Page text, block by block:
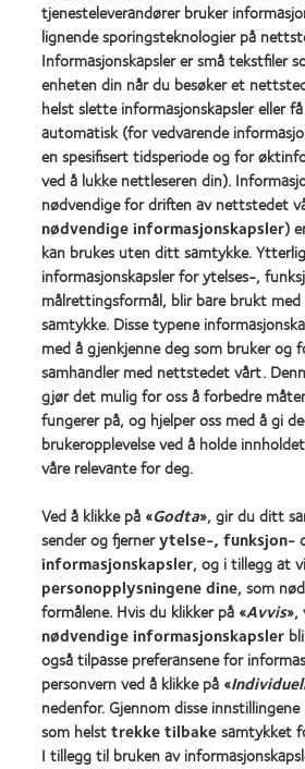
for
beste
produkt,
MyDay®
(2013)
of
the
Year
Learn
more
about
Best
Companies
for
Leaders
2012
&
2010
(2012)
Learn
more
about
ODMA
2011
(2011)
Learn
more
about
100®
Global
Award
Våre produkter
Kontaktlinsequiz
Kontaktlinseteknologi
Kontaktlinser og syn
Ny bruker
Erfaren bruker
Om oss
Jobbe
Nyheter og media
Kontakt oss
tjenesteleverandører bruker
lignende sporingsteknologier på
Informasjonskapsler er små tekstfiler
enheten din når du besøker et
helst slette informasjonskapsler eller
automatisk (for vedvarende
en spesifisert tidsperiode og for
ved å lukke nettleseren din).
nødvendige for driften av nettstedet
nødvendige informasjonskapsler)
kan brukes uten ditt samtykke.
informasjonskapsler for ytelses-,
målrettingsformål, blir bare brukt
samtykke. Disse typene
med å gjenkjenne deg som bruker og
samhandler med nettstedet vårt.
gjør det mulig for oss å forbedre
fungerer på, og hjelper oss med å gi
brukeropplevelse ved å holde
våre relevante for deg.
Ved å klikke på «Godta», gir du ditt
sender og fjernerytelse-, funksjon-
informasjonskapsler, og i tillegg at
personopplysningene dine, som
formålene. Hvis du klikker på «Avvis»,
nødvendige informasjonskapsler
også tilpasse preferansene for
personvern ved å klikke på «
nedenfor. Gjennom disse
som helsttrekke tilbakesamtykket
I tillegg til bruken av